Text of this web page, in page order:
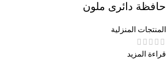
حافظة دائرى ملون
المنتجات المنزلية
قراءة المزيد